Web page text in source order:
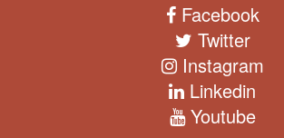
Facebook
Twitter
Instagram
Linkedin
Youtube